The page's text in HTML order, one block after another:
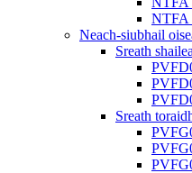
NTFA
Neach-siubhail
Sreath
Sreath